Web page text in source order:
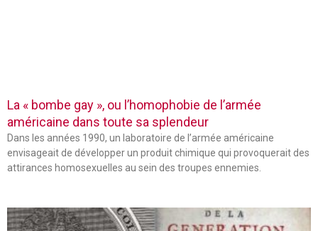
La « bombe gay », ou l’homophobie de l’armée
américaine dans toute sa splendeur
Dans les années 1990, un laboratoire de l’armée américaine
envisageait de développer un produit chimique qui provoquerait des
attirances homosexuelles au sein des troupes ennemies.